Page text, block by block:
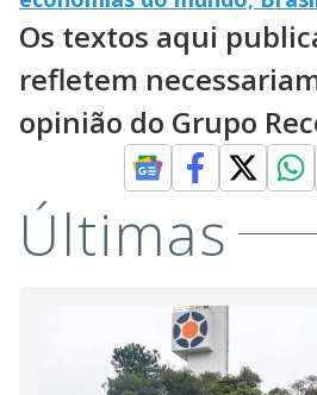
Os textos aqui
refletem
opinião do Grupo
Últimas